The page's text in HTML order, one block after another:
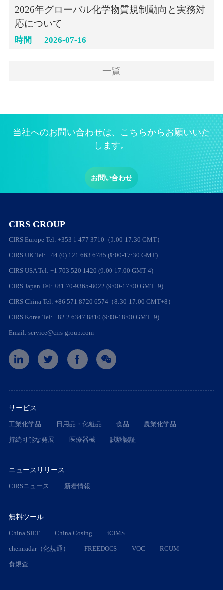
2026年グローバル化学物質規制動向と実務対
応について
時間 2026-07-16
一覧
当社へのお問い合わせは、こちらからお願いいた
します。
お問い合わせ
CIRS GROUP
CIRS Europe Tel: +353 1 477 3710（9:00-17:30 GMT）
CIRS UK Tel: +44 (0) 121 663 6785 (9:00-17:30 GMT)
CIRS USA Tel: +1 703 520 1420 (9:00-17:00 GMT-4)
CIRS Japan Tel: +81 70-9365-8022 (9:00-17:00 GMT+9)
CIRS China Tel: +86 571 8720 6574（8:30-17:00 GMT+8）
CIRS Korea Tel: +82 2 6347 8810 (9:00-18:00 GMT+9)
Email: service@cirs-group.com
サービス
工業化学品 日用品・化粧品 食品 農業化学品
持続可能な発展 医療器械 試験認証
ニュースリリース
CIRSニュース 新着情報
無料ツール
China SIEF China CosIng iCIMS
chemradar（化規通） FREEDOCS VOC RCUM
食規査